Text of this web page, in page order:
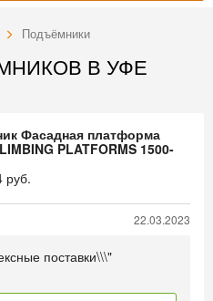
Подъёмники
В УФЕ
Фасадная платформа
PLATFORMS 1500-
руб.
22.03.2023
поставки\\\"